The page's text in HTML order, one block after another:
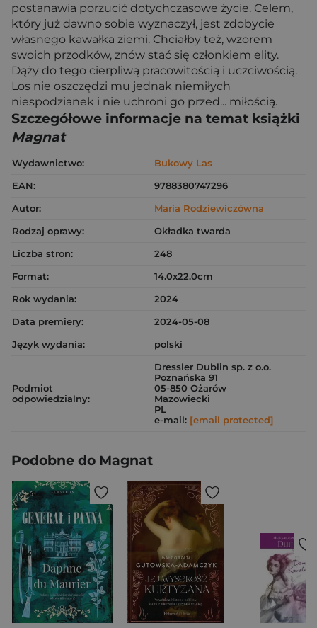
postanawia porzucić dotychczasowe życie. Celem,
który już dawno sobie wyznaczył, jest zdobycie
własnego kawałka ziemi. Chciałby też, wzorem
swoich przodków, znów stać się członkiem elity.
Dąży do tego cierpliwą pracowitością i uczciwością.
Los nie oszczędzi mu jednak niemiłych
niespodzianek i nie uchroni go przed... miłością.
Szczegółowe informacje na temat książki
Magnat
Wydawnictwo:
Bukowy Las
EAN:
9788380747296
Autor:
Maria Rodziewiczówna
Rodzaj oprawy:
Okładka twarda
Liczba stron:
248
Format:
14.0x22.0cm
Rok wydania:
2024
Data premiery:
2024-05-08
Język wydania:
polski
Podmiot
odpowiedzialny:
Dressler Dublin sp. z o.o.
Poznańska 91
05-850 Ożarów
Mazowiecki
PL
e-mail: [email protected]
Podobne do Magnat